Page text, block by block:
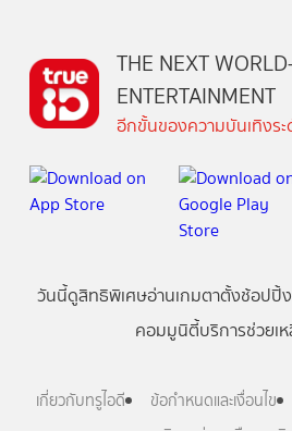
THE NEXT
ENTERTAINMENT
อีกขั้นของความบันเทิงร
วันนี้ดูสิทธิพิเศษอ่านเกมตาตั้งช้อปปิ้ง
คอมมูนิตี้บริการช่วยเ
เกี่ยวกับทรูไอดี ข้อกำหนดและเงื่อนไข